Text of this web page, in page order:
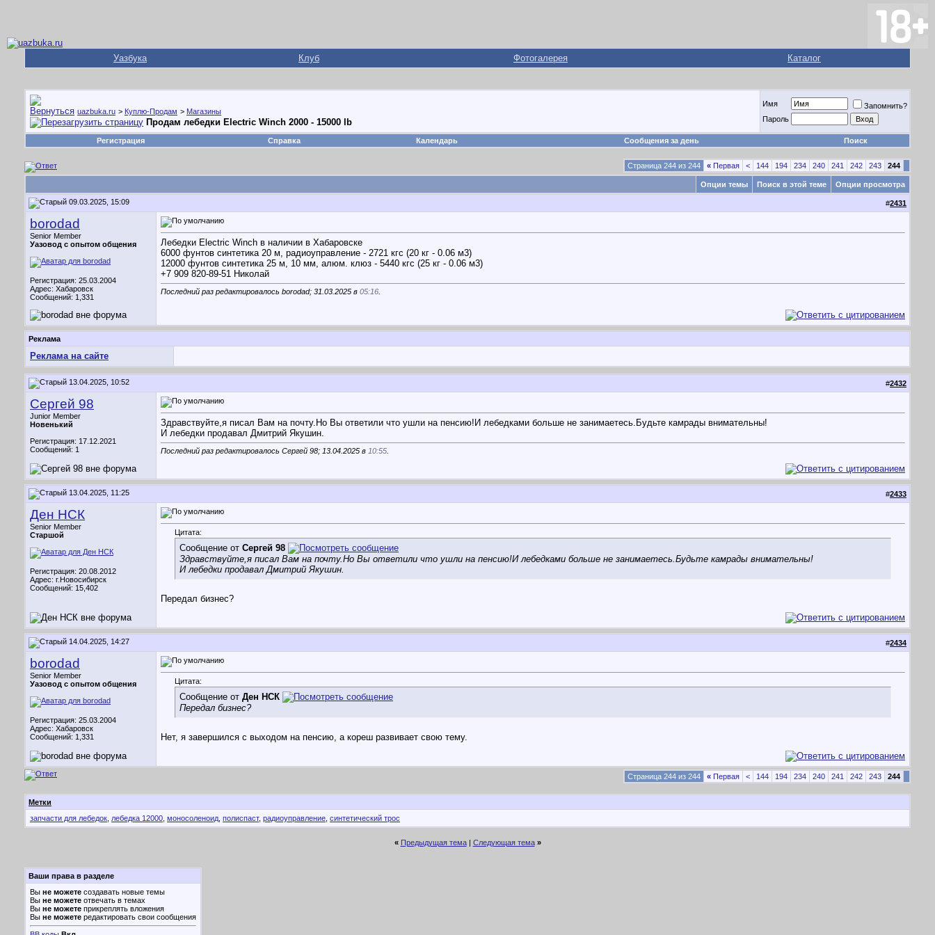
Уазбука Клуб Фотогалерея Каталог
uazbuka.ru > Куплю-Продам > Магазины
Продам лебедки Electric Winch 2000 - 15000 lb
Имя
Запомнить?
Пароль
Регистрация Справка Календарь Сообщения за день Поиск
Страница 244 из 244 « Первая < 144 194 234 240 241 242 243 244
Опции темы Поиск в этой теме Опции просмотра
09.03.2025, 15:09 #2431
borodad
Senior Member
Уазовод с опытом общения
Регистрация: 25.03.2004
Адрес: Хабаровск
Сообщений: 1,331
Лебедки Electric Winch в наличии в Хабаровске
6000 фунтов синтетика 20 м, радиоуправление - 2721 кгс (20 кг - 0.06 м3)
12000 фунтов синтетика 25 м, 10 мм, алюм. клюз - 5440 кгс (25 кг - 0.06 м3)
+7 909 820-89-51 Николай
Последний раз редактировалось borodad; 31.03.2025 в 05:16
Реклама
Реклама на сайте
13.04.2025, 10:52 #2432
Сергей 98
Junior Member
Новенький
Регистрация: 17.12.2021
Сообщений: 1
Здравствуйте,я писал Вам на почту.Но Вы ответили что ушли на пенсию!И лебедками больше не занимаетесь.Будьте камрады внимательны!
И лебедки продавал Дмитрий Якушин.
Последний раз редактировалось Сергей 98; 13.04.2025 в 10:55
13.04.2025, 11:25 #2433
Ден НСК
Senior Member
Старшой
Регистрация: 20.08.2012
Адрес: г.Новосибирск
Сообщений: 15,402
Цитата:
Сообщение от Сергей 98
Здравствуйте,я писал Вам на почту.Но Вы ответили что ушли на пенсию!И лебедками больше не занимаетесь.Будьте камрады внимательны!
И лебедки продавал Дмитрий Якушин.
Передал бизнес?
14.04.2025, 14:27 #2434
borodad
Senior Member
Уазовод с опытом общения
Регистрация: 25.03.2004
Адрес: Хабаровск
Сообщений: 1,331
Цитата:
Сообщение от Ден НСК
Передал бизнес?
Нет, я завершился с выходом на пенсию, а кореш развивает свою тему.
Страница 244 из 244 « Первая < 144 194 234 240 241 242 243 244
Метки
запчасти для лебедок лебедка 12000 моносоленоид полиспаст, радиоуправление синтетический трос
« Предыдущая тема| Следующая тема »
Ваши права в разделе
Вы не можете создавать новые темы
Вы не можете отвечать в темах
Вы не можете прикреплять вложения
Вы не можете редактировать свои сообщения